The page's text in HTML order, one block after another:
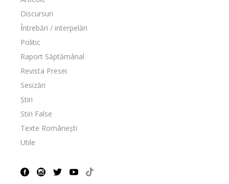
Discursuri
Întrebări / interpelări
Politic
Raport Săptămânal
Revista Presei
Sesizări
Știri
Stiri False
Texte Românești
Utile